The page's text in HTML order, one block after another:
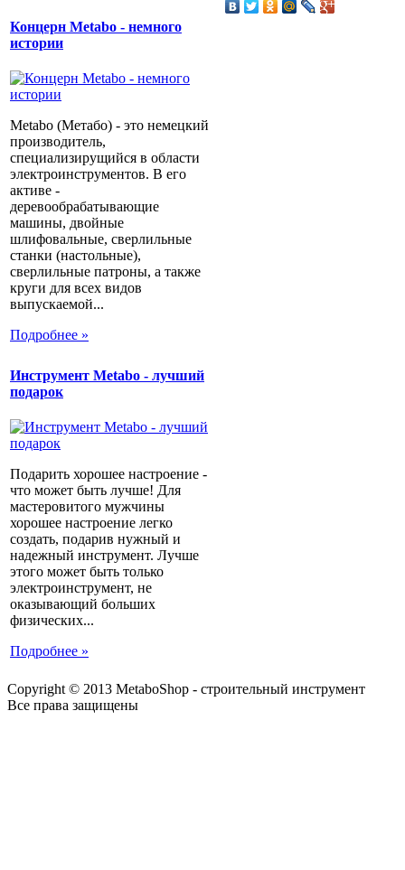
Концерн Metabo - немного
истории
Metabo (Метабо) - это немецкий
производитель,
специализирущийся в области
электроинструментов. В его
активе -
деревообрабатывающие
машины, двойные
шлифовальные, сверлильные
станки (настольные),
сверлильные патроны, а также
круги для всех видов
выпускаемой...
Подробнее »
Инструмент Metabo - лучший
подарок
Подарить хорошее настроение -
что может быть лучше! Для
мастеровитого мужчины
хорошее настроение легко
создать, подарив нужный и
надежный инструмент. Лучше
этого может быть только
электроинструмент, не
оказывающий больших
физических...
Подробнее »
Copyright © 2013 MetaboShop - строительный инструмент
Все права защищены